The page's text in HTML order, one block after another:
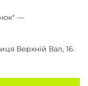
—
Верхній Вал, 16.